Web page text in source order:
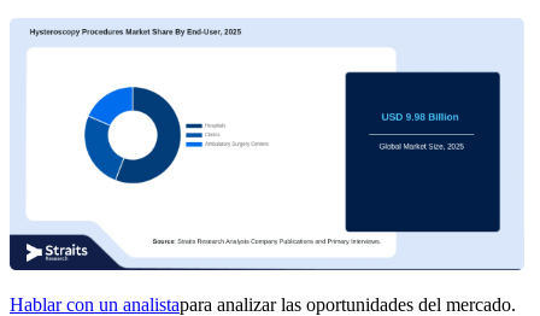
Hablar con un analistapara analizar las oportunidades del mercado.